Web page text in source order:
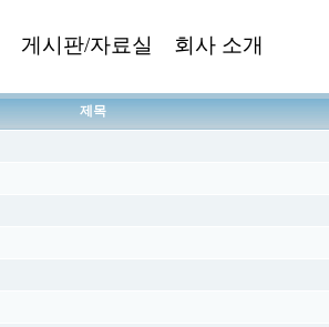
게시판/자료실 회사 소개
제목